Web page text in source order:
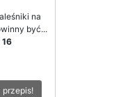
na
być...
przepis!